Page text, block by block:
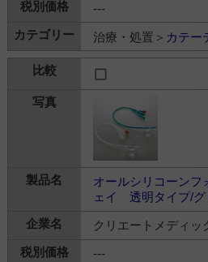
---
治療・処置＞ カテー
オールシリコーン
ェイ 透明タイプ/グ
クリエートメディッ
---